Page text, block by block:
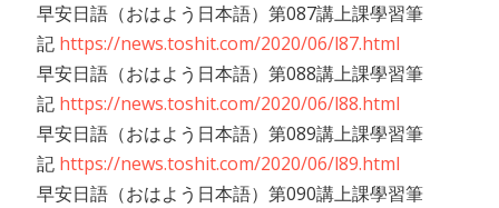
早安日語（おはよう日本語）第087講上課學習筆
記 https://news.toshit.com/2020/06/l87.html
早安日語（おはよう日本語）第088講上課學習筆
記 https://news.toshit.com/2020/06/l88.html
早安日語（おはよう日本語）第089講上課學習筆
記 https://news.toshit.com/2020/06/l89.html
早安日語（おはよう日本語）第090講上課學習筆